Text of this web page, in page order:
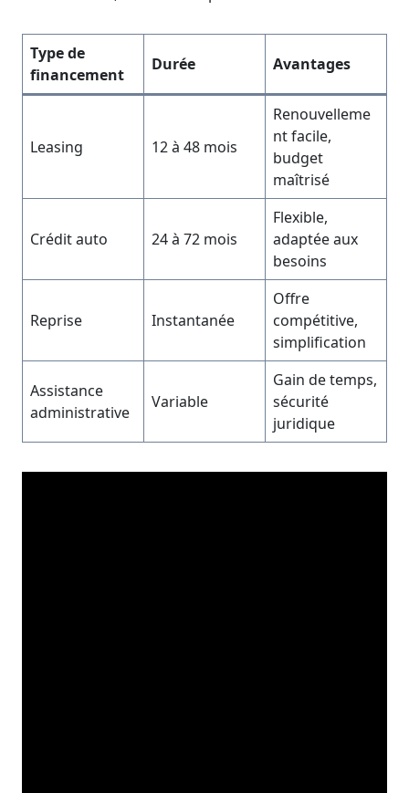
Type de
financement
Durée Avantages
Leasing 12 à 48 mois
Renouvelleme
nt facile,
budget
maîtrisé
Crédit auto 24 à 72 mois
Flexible,
adaptée aux
besoins
Reprise Instantanée
Offre
compétitive,
simplification
Assistance
administrative
Variable
Gain de temps,
sécurité
juridique